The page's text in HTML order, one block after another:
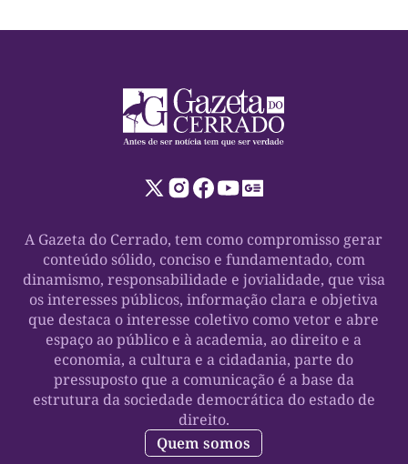
A Gazeta do Cerrado, tem como compromisso gerar
conteúdo sólido, conciso e fundamentado, com
dinamismo, responsabilidade e jovialidade, que visa
os interesses públicos, informação clara e objetiva
que destaca o interesse coletivo como vetor e abre
espaço ao público e à academia, ao direito e a
economia, a cultura e a cidadania, parte do
pressuposto que a comunicação é a base da
estrutura da sociedade democrática do estado de
direito.
Quem somos